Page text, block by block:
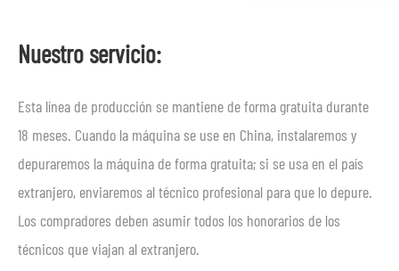
Nuestro servicio:
Esta línea de producción se mantiene de forma gratuita durante
18 meses. Cuando la máquina se use en China, instalaremos y
depuraremos la máquina de forma gratuita; si se usa en el país
extranjero, enviaremos al técnico profesional para que lo depure.
Los compradores deben asumir todos los honorarios de los
técnicos que viajan al extranjero.